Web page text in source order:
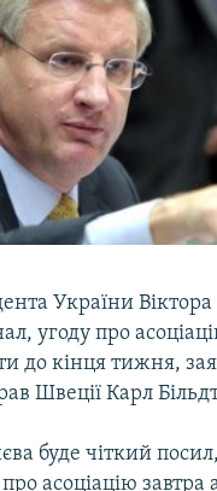
КРИМУ
України
угоду про
до кінця тижня,
Швеції Карл
буде чіткий
асоціацію завтра